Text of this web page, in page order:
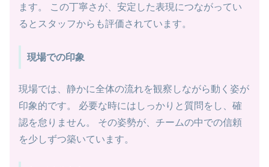
ます。 この丁寧さが、安定した表現につながってい
るとスタッフからも評価されています。
現場での印象
現場では、静かに全体の流れを観察しながら動く姿が
印象的です。 必要な時にはしっかりと質問をし、確
認を怠りません。 その姿勢が、チームの中での信頼
を少しずつ築いています。